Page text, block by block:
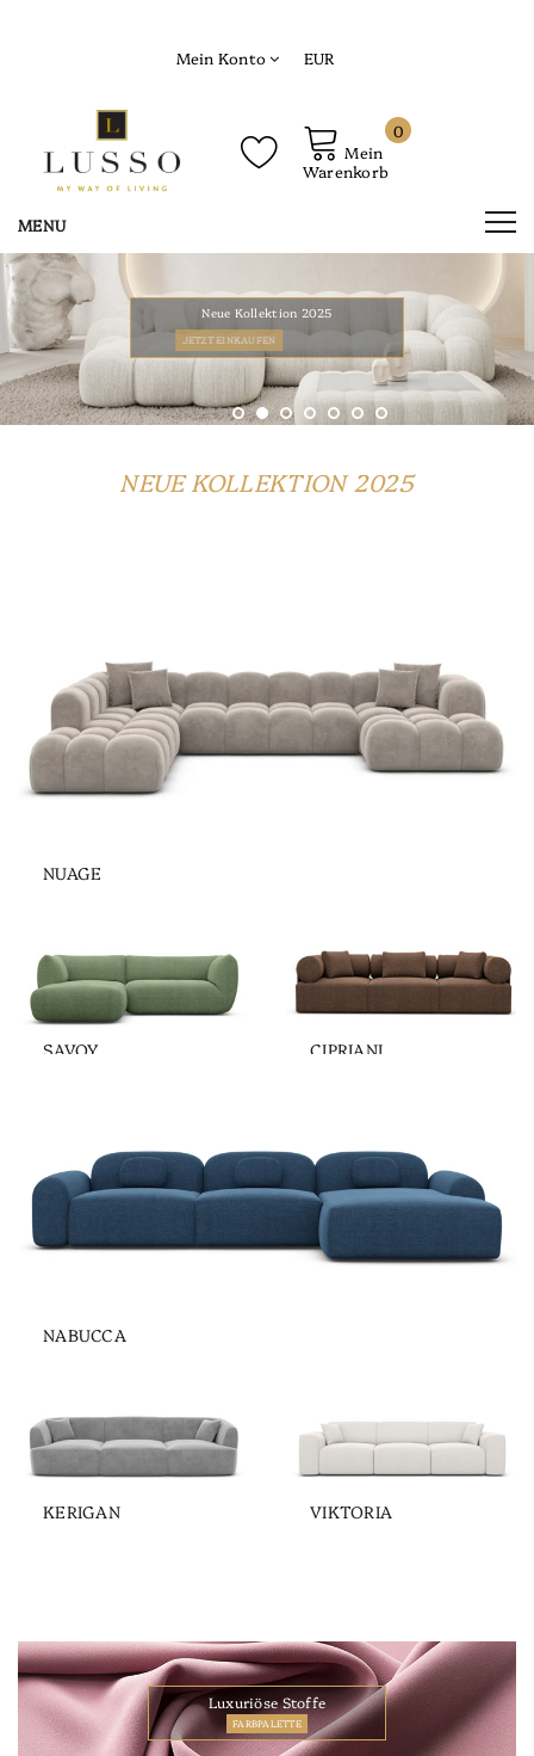
Mein Konto EUR
Mein
Warenkorb
0
Neue Kollektion 2025
JETZT EINKAUFEN
NEUE KOLLEKTION 2025
NUAGE
SAVOY CIPRIANI
NABUCCA
KERIGAN VIKTORIA
Luxuriöse Stoffe
FARBPALETTE